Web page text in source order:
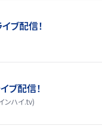
ブ配信！
ブ配信！
ンハイ.tv)